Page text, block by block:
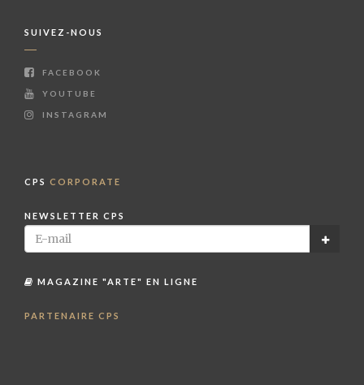
SUIVEZ-NOUS
FACEBOOK
YOUTUBE
INSTAGRAM
CPS CORPORATE
NEWSLETTER CPS
MAGAZINE "ARTE" EN LIGNE
PARTENAIRE CPS